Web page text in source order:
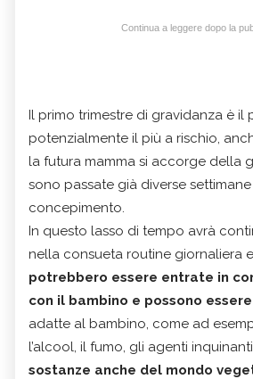
Continua a leggere dopo la
Il primo trimestre di gravidanza è il
potenzialmente il più a rischio,
la futura mamma si accorge della
sono passate già diverse
concepimento.
In questo lasso di tempo avrà
nella consueta routine giornaliera
potrebbero essere entrate in
con il bambino e possono
adatte al bambino, come ad
l’alcool, il fumo, gli agenti
sostanze anche del mondo